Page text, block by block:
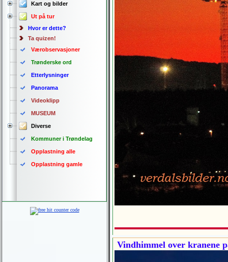
Kart og bilder
Ut på tur
Hvor er dette?
Ta quizen!
Værobservasjoner
Trønderske ord
Etterlysninger
Panorama
Videoklipp
MUSEUM
Diverse
Kommuner i Trøndelag
Opplastning alle
Opplastning gamle
Vindhimmel over kranene